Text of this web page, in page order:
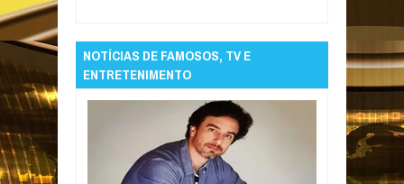
NOTÍCIAS DE FAMOSOS, TV E
ENTRETENIMENTO